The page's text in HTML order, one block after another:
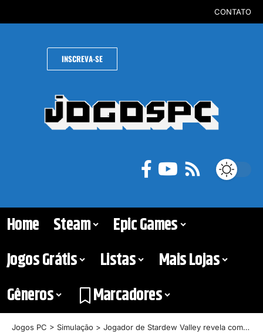
CONTATO
INSCREVA-SE
Home Steam
Epic Games
Jogos Grátis
Listas
Mais Lojas
Gêneros
Marcadores
Jogos PC > Simulação > Jogador de Stardew Valley revela como ganhar 3 milhões de Ouro no Ano 1 sem mods